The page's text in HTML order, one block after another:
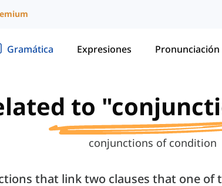
Gramática Expresiones Pronunciación
to
conjunctions of condition
that link two clauses that one of